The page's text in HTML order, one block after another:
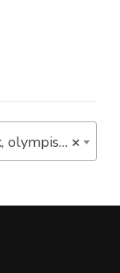
×
(6)